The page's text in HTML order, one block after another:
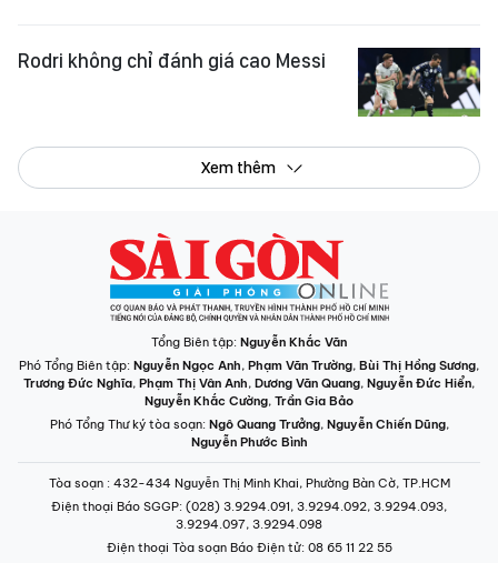
Rodri không chỉ đánh giá cao Messi
Xem thêm
Tổng Biên tập: Nguyễn Khắc Văn
Phó Tổng Biên tập: Nguyễn Ngọc Anh, Phạm Văn Trường, Bùi Thị Hồng Sương,
Trương Đức Nghĩa, Phạm Thị Vân Anh, Dương Văn Quang, Nguyễn Đức Hiển,
Nguyễn Khắc Cường, Trần Gia Bảo
Phó Tổng Thư ký tòa soạn: Ngô Quang Trưởng, Nguyễn Chiến Dũng,
Nguyễn Phước Bình
Tòa soạn : 432-434 Nguyễn Thị Minh Khai, Phường Bàn Cờ, TP.HCM
Điện thoại Báo SGGP: (028) 3.9294.091, 3.9294.092, 3.9294.093,
3.9294.097, 3.9294.098
Điện thoại Tòa soạn Báo Điện tử: 08 65 11 22 55